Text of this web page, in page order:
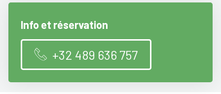
Info et réservation
+32 489 636 757